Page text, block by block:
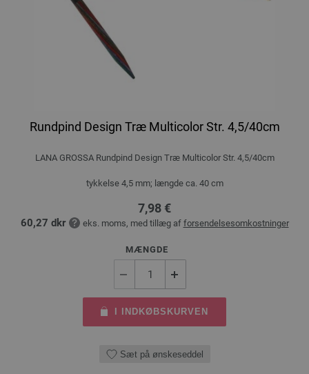
Rundpind Design Træ Multicolor Str. 4,5/40cm
LANA GROSSA Rundpind Design Træ Multicolor Str. 4,5/40cm
tykkelse 4,5 mm; længde ca. 40 cm
7,98 €
60,27 dkr eks. moms, med tillæg af forsendelsesomkostninger
MÆNGDE
I INDKØBSKURVEN
Sæt på ønskeseddel